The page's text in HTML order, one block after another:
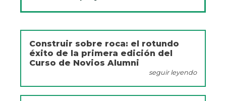
Construir sobre roca: el rotundo
éxito de la primera edición del
Curso de Novios Alumni
seguir leyendo